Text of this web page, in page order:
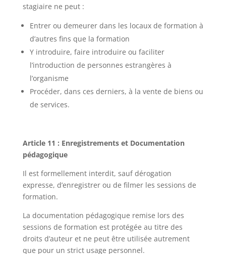
stagiaire ne peut :
Entrer ou demeurer dans les locaux de formation à
d’autres fins que la formation
Y introduire, faire introduire ou faciliter
l’introduction de personnes estrangères à
l’organisme
Procéder, dans ces derniers, à la vente de biens ou
de services.
Article 11 : Enregistrements et Documentation
pédagogique
Il est formellement interdit, sauf dérogation
expresse, d’enregistrer ou de filmer les sessions de
formation.
La documentation pédagogique remise lors des
sessions de formation est protégée au titre des
droits d’auteur et ne peut être utilisée autrement
que pour un strict usage personnel.